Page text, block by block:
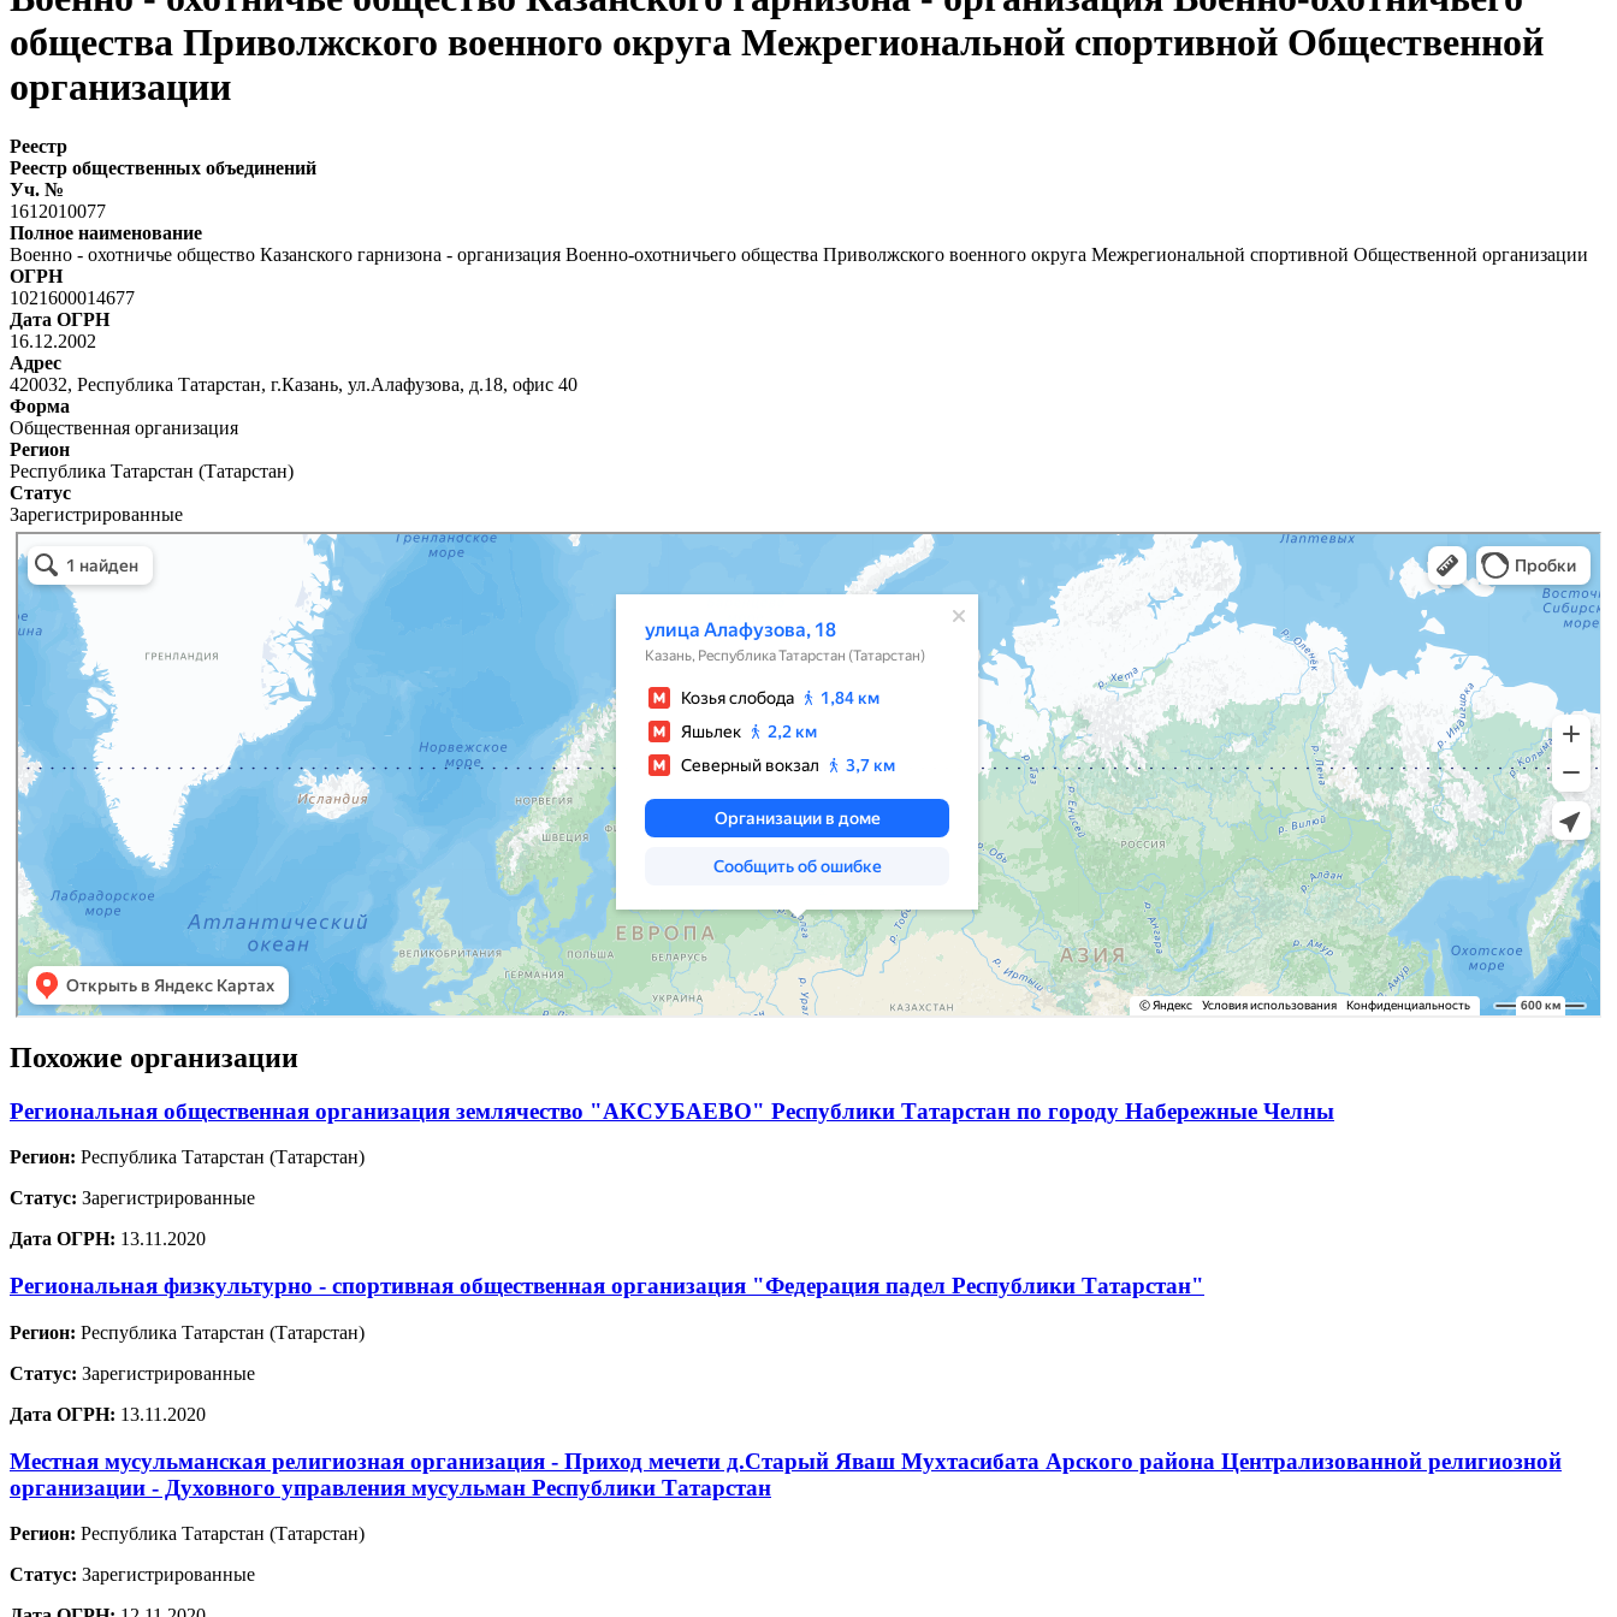
общества Приволжского военного округа Межрегиональной спортивной Общественной
организации
Реестр
Реестр общественных объединений
Уч. №
1612010077
Полное наименование
Военно - охотничье общество Казанского гарнизона - организация Военно-охотничьего общества Приволжского военного округа Межрегиональной спортивной Общественной организации
ОГРН
1021600014677
Дата ОГРН
16.12.2002
Адрес
420032, Республика Татарстан, г.Казань, ул.Алафузова, д.18, офис 40
Форма
Общественная организация
Регион
Республика Татарстан (Татарстан)
Статус
Зарегистрированные
Похожие организации
Региональная общественная организация землячество "АКСУБАЕВО" Республики Татарстан по городу Набережные Челны
Регион: Республика Татарстан (Татарстан)
Статус: Зарегистрированные
Дата ОГРН: 13.11.2020
Региональная физкультурно - спортивная общественная организация "Федерация падел Республики Татарстан"
Регион: Республика Татарстан (Татарстан)
Статус: Зарегистрированные
Дата ОГРН: 13.11.2020
Местная мусульманская религиозная организация - Приход мечети д.Старый Яваш Мухтасибата Арского района Централизованной религиозной
организации - Духовного управления мусульман Республики Татарстан
Регион: Республика Татарстан (Татарстан)
Статус: Зарегистрированные